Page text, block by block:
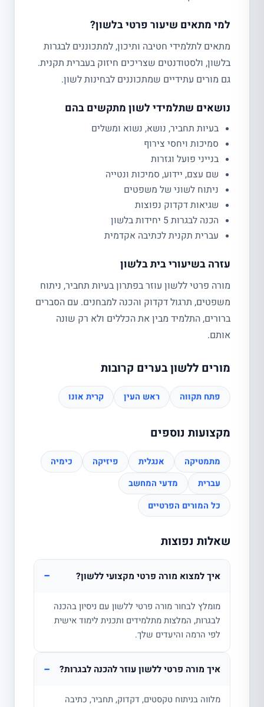
למי מתאים שיעור פרטי בלשון?
מתאים לתלמידי חטיבה ותיכון, למתכוננים לבגרות
בלשון, ולסטודנטים שצריכים חיזוק בעברית תקנית.
גם מורים עתידיים שמתכוננים לבחינות לשון.
נושאים שתלמידי לשון מתקשים בהם
בעיות תחביר, נושא, נשוא ומשלים
סמיכות ויחסי צירוף
בנייני פועל וגזרות
שם עצם, יידוע, סמיכות ונטייה
ניתוח לשוני של משפטים
שגיאות דקדוק נפוצות
הכנה לבגרות 5 יחידות בלשון
עברית תקנית לכתיבה אקדמית
עזרה בשיעורי בית בלשון
מורה פרטי ללשון עוזר בפתרון בעיות תחביר, ניתוח
משפטים, תרגול דקדוק והכנה למבחנים. עם הסברים
ברורים, התלמיד מבין את הכללים ולא רק שונה
אותם.
מורים ללשון בערים קרובות
פתח תקווה ראש העין קרית אונו
מקצועות נוספים
מתמטיקה אנגלית פיזיקה
כימיה
עברית
מדעי המחשב
כל המורים הפרטיים
שאלות נפוצות
איך למצוא מורה פרטי מקצועי ללשון? −
מומלץ לבחור מורה פרטי ללשון עם ניסיון בהכנה
לבגרות, המלצות מתלמידים ותכנית לימוד אישית
לפי הרמה והיעדים שלך.
איך מורה פרטי ללשון עוזר להכנה לבגרות? −
מלווה בניתוח טקסטים, דקדוק, תחביר, כתיבה